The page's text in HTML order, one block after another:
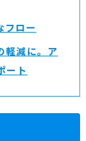
フロー
軽減に。ア
ート